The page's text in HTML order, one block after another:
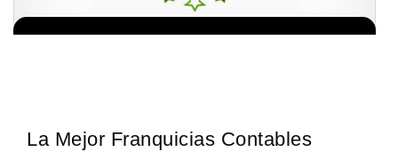
La Mejor Franquicias Contables